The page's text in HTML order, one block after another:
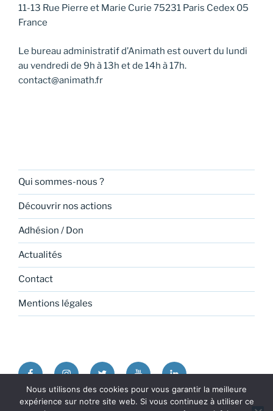
11-13 Rue Pierre et Marie Curie 75231 Paris Cedex 05
France
Le bureau administratif d’Animath est ouvert du lundi
au vendredi de 9h à 13h et de 14h à 17h.
contact@animath.fr
Qui sommes-nous ?
Découvrir nos actions
Adhésion / Don
Actualités
Contact
Mentions légales
FacebookInstagramTwitter YoutubeLinkedin
Politique de confidentialité Fièrement propulsé par
Nous utilisons des cookies pour vous garantir la meilleure
expérience sur notre site web. Si vous continuez à utiliser ce